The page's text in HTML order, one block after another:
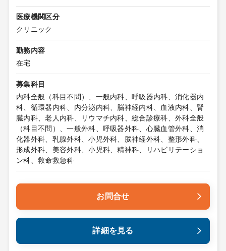
医療機関区分
クリニック
勤務内容
在宅
募集科目
内科全般（科目不問）、一般内科、呼吸器内科、消化器内
科、循環器内科、内分泌内科、脳神経内科、血液内科、腎
臓内科、老人内科、リウマチ内科、総合診療科、外科全般
（科目不問）、一般外科、呼吸器外科、心臓血管外科、消
化器外科、乳腺外科、小児外科、脳神経外科、整形外科、
形成外科、美容外科、小児科、精神科、リハビリテーショ
ン科、救命救急科
お問合せ
詳細を見る